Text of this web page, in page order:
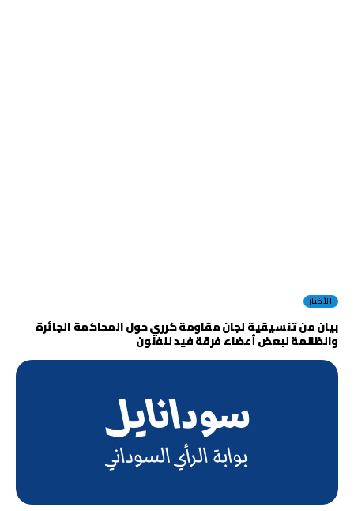
الأخبار
بيان من تنسيقية لجان مقاومة كرري حول المحاكمة الجائرة
والظالمة لبعض أعضاء فرقة فيد للفنون